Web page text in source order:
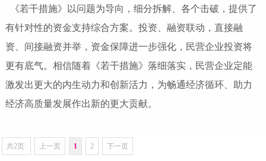
《若干措施》以问题为导向，细分拆解、各个击破，提供了
有针对性的资金支持综合方案。投资、融资联动，直接融
资、间接融资并举，资金保障进一步强化，民营企业投资将
更有底气。相信随着《若干措施》落细落实，民营企业定能
激发出更大的内生动力和创新活力，为畅通经济循环、助力
经济高质量发展作出新的更大贡献。
共2页: 上一页 1 2 下一页